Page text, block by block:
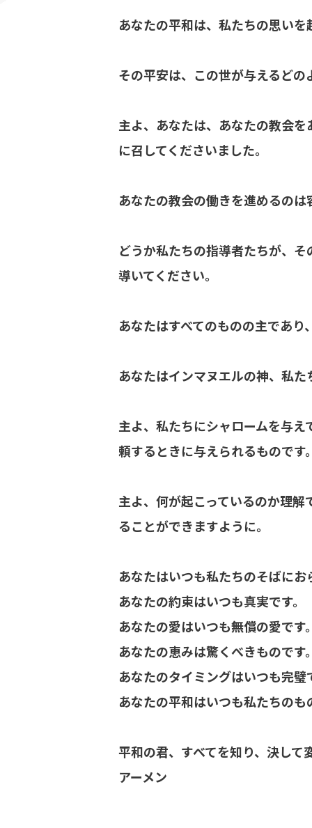
あなたの平和は、私たちの思いを
その平安は、この世が与えるど
主よ、あなたは、あなたの教会
に召してくださいました。
あなたの教会の働きを進めるの
どうか私たちの指導者たちが、
導いてください。
あなたはすべてのものの主であり
あなたはインマヌエルの神、私
主よ、私たちにシャロームを与
頼するときに与えられるものです
主よ、何が起こっているのか理
ることができますように。
あなたはいつも私たちのそばにお
あなたの約束はいつも真実です。
あなたの愛はいつも無償の愛です
あなたの恵みは驚くべきものです
あなたのタイミングはいつも完璧
あなたの平和はいつも私たちのも
平和の君、すべてを知り、決し
アーメン